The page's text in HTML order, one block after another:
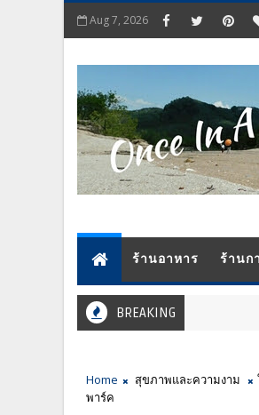
Aug 7, 2026
ร้านอาหาร ร้านก
BREAKING
Home สุขภาพและความงาม
พาร์ค